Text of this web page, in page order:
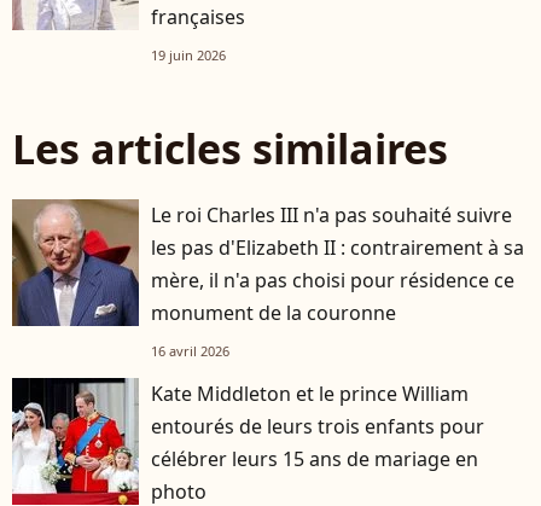
françaises
19 juin 2026
Les articles similaires
Le roi Charles III n'a pas souhaité suivre
les pas d'Elizabeth II : contrairement à sa
mère, il n'a pas choisi pour résidence ce
monument de la couronne
16 avril 2026
Kate Middleton et le prince William
entourés de leurs trois enfants pour
célébrer leurs 15 ans de mariage en
photo